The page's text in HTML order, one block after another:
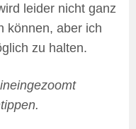
leider nicht ganz
können, aber ich
zu halten.